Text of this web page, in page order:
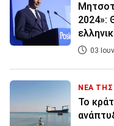
2024»:
03
ΝΕΑ
Το